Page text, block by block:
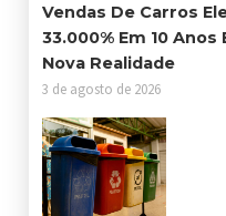
Vendas De Carros
33.000% Em 10
Nova Realidade
3 de agosto de 2026